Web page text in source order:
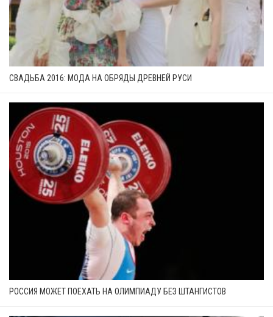
СВАДЬБА 2016: МОДА НА ОБРЯДЫ ДРЕВНЕЙ РУСИ
РОССИЯ МОЖЕТ ПОЕХАТЬ НА ОЛИМПИАДУ БЕЗ ШТАНГИСТОВ